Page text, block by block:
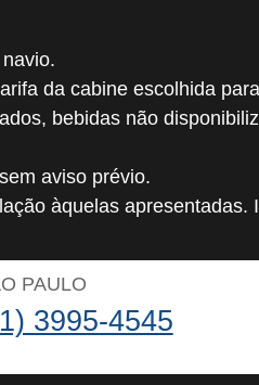
da cabine escolhida
bebidas não
aviso prévio.
àquelas apresentadas.
PAULO
3995-4545